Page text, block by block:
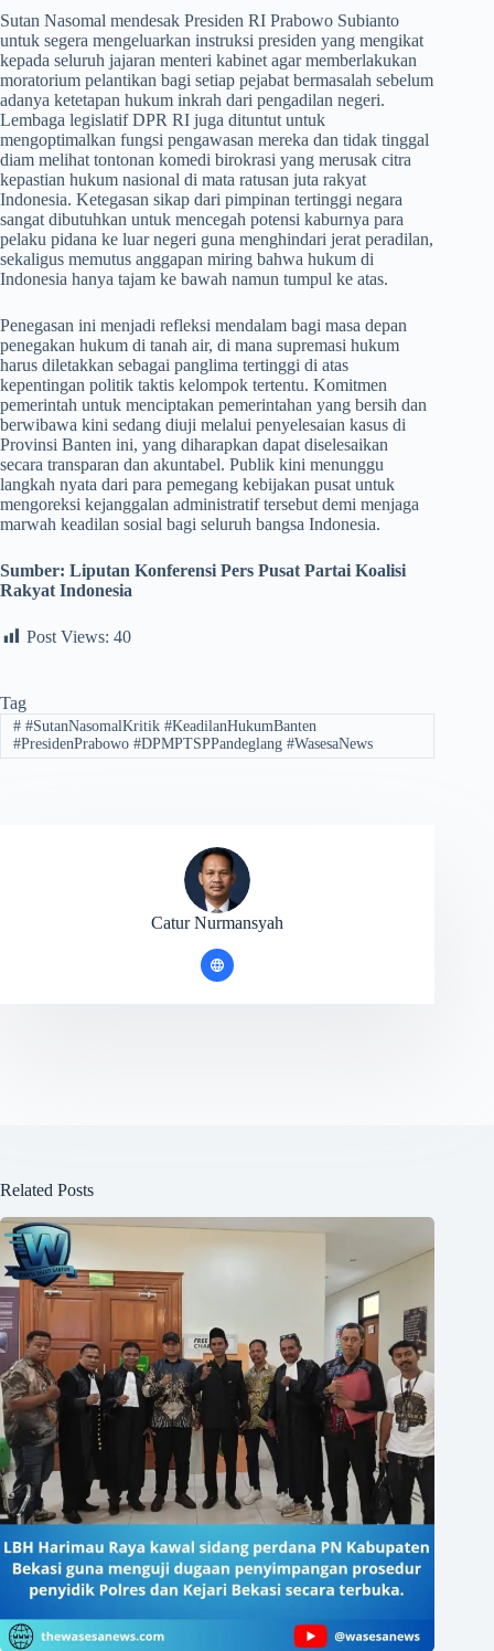
​Sutan Nasomal mendesak Presiden RI Prabowo Subianto
untuk segera mengeluarkan instruksi presiden yang mengikat
kepada seluruh jajaran menteri kabinet agar memberlakukan
moratorium pelantikan bagi setiap pejabat bermasalah sebelum
adanya ketetapan hukum inkrah dari pengadilan negeri.
Lembaga legislatif DPR RI juga dituntut untuk
mengoptimalkan fungsi pengawasan mereka dan tidak tinggal
diam melihat tontonan komedi birokrasi yang merusak citra
kepastian hukum nasional di mata ratusan juta rakyat
Indonesia. Ketegasan sikap dari pimpinan tertinggi negara
sangat dibutuhkan untuk mencegah potensi kaburnya para
pelaku pidana ke luar negeri guna menghindari jerat peradilan,
sekaligus memutus anggapan miring bahwa hukum di
Indonesia hanya tajam ke bawah namun tumpul ke atas.
​Penegasan ini menjadi refleksi mendalam bagi masa depan
penegakan hukum di tanah air, di mana supremasi hukum
harus diletakkan sebagai panglima tertinggi di atas
kepentingan politik taktis kelompok tertentu. Komitmen
pemerintah untuk menciptakan pemerintahan yang bersih dan
berwibawa kini sedang diuji melalui penyelesaian kasus di
Provinsi Banten ini, yang diharapkan dapat diselesaikan
secara transparan dan akuntabel. Publik kini menunggu
langkah nyata dari para pemegang kebijakan pusat untuk
mengoreksi kejanggalan administratif tersebut demi menjaga
marwah keadilan sosial bagi seluruh bangsa Indonesia.
Sumber: Liputan Konferensi Pers Pusat Partai Koalisi
Rakyat Indonesia
Post Views: 40
Tag
##SutanNasomalKritik #KeadilanHukumBanten
#PresidenPrabowo #DPMPTSPPandeglang #WasesaNews
Catur Nurmansyah
Related Posts